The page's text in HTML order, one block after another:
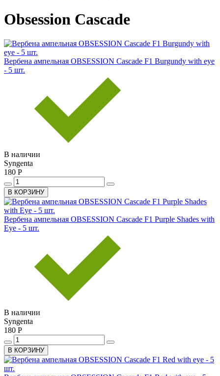
Obsession Cascade
Вербена ампельная OBSESSION Cascade F1 Burgundy with eye
- 5 шт.
В наличии
Syngenta
180 Р
В КОРЗИНУ
Вербена ампельная OBSESSION Cascade F1 Purple Shades with
Eye - 5 шт.
В наличии
Syngenta
180 Р
В КОРЗИНУ